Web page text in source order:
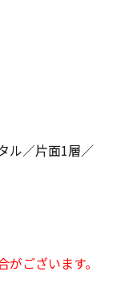
ル／片面1層／
ございます。